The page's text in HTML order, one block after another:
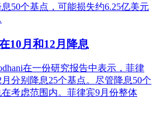
50个基点，可能损失约6.25亿美元
10月和12月降息
在一份研究报告中表示，菲律
分别降息25个基点。尽管降息50个
考虑范围内。菲律宾9月份整体